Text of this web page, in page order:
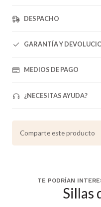
DESPACHO
GARANTÍA Y
MEDIOS DE PAGO
¿NECESITAS AYUDA?
Comparte este producto
TE PODRÍAN
Sillas